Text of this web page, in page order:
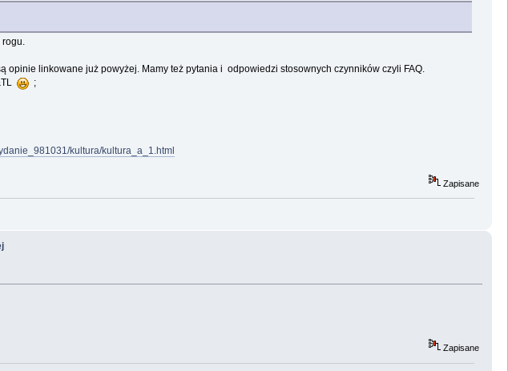
opinie linkowane już powyżej. Mamy też pytania i odpowiedzi stosownych czynników czyli FAQ.
;
kultura/kultura_a_1.html
Zapisane
Zapisane